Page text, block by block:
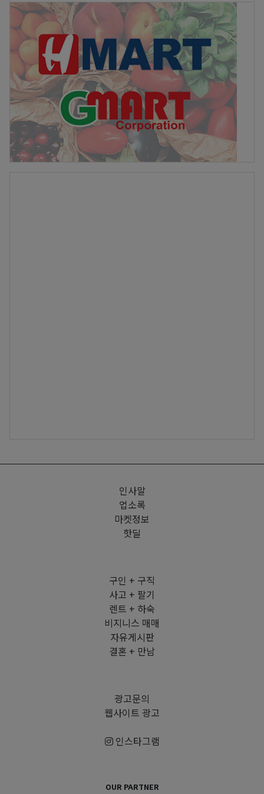
인사말
업소록
마켓정보
핫딜
구인 + 구직
사고 + 팔기
렌트 + 하숙
비지니스 매매
자유게시판
결혼 + 만남
광고문의
웹사이트 광고
인스타그램
OUR PARTNER